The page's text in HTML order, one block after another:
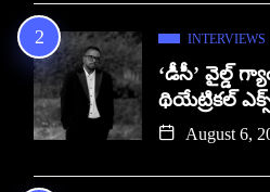
INTERVIEWS
‘డీసీ’ వైల్డ్
థియేట్రికల్
August 6,